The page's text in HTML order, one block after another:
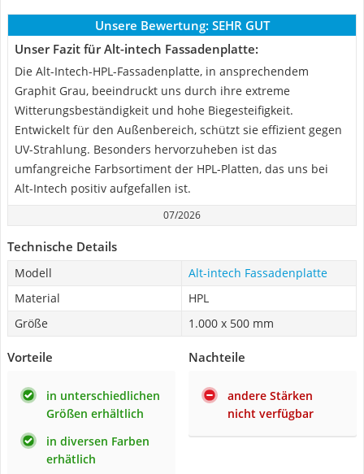
Unsere Bewertung: SEHR GUT
Unser Fazit für Alt-intech Fassadenplatte:
Die Alt-Intech-HPL-Fassadenplatte, in ansprechendem
Graphit Grau, beeindruckt uns durch ihre extreme
Witterungsbeständigkeit und hohe Biegesteifigkeit.
Entwickelt für den Außenbereich, schützt sie effizient gegen
UV-Strahlung. Besonders hervorzuheben ist das
umfangreiche Farbsortiment der HPL-Platten, das uns bei
Alt-Intech positiv aufgefallen ist.
07/2026
Technische Details
Modell
Alt-intech Fassadenplatte
Material
HPL
Größe
1.000 x 500 mm
Vorteile
in unterschiedlichen
Größen erhältlich
in diversen Farben
erhätlich
Nachteile
andere Stärken
nicht verfügbar